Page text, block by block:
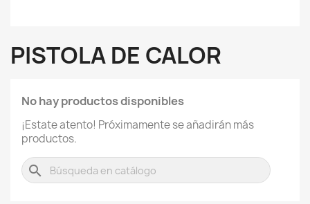
PISTOLA DE CALOR
No hay productos disponibles
¡Estate atento! Próximamente se añadirán más
productos.
search